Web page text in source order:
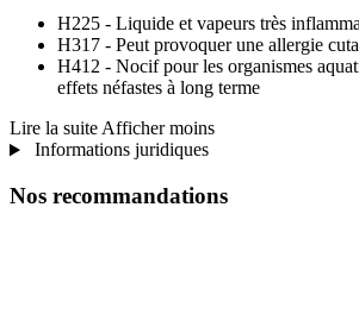
H225 - Liquide et vapeurs très
H317 - Peut provoquer une allergie
H412 - Nocif pour les organismes
effets néfastes à long terme
Lire la suite Afficher moins
Informations juridiques
Nos recommandations